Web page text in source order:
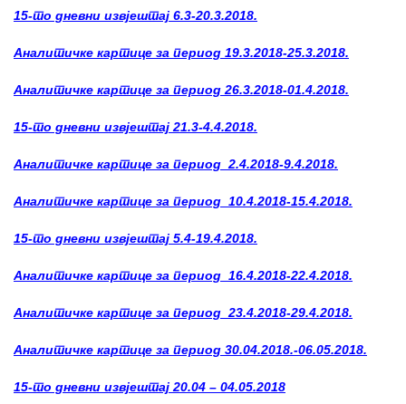
15-то дневни извјештај 6.3-20.3.2018.
Аналитичке картице за период 19.3.2018-25.3.2018.
Аналитичке картице за период 26.3.2018-01.4.2018.
15-то дневни извјештај 21.3-4.4.2018.
Аналитичке картице за период 2.4.2018-9.4.2018.
Аналитичке картице за период 10.4.2018-15.4.2018.
15-то дневни извјештај 5.4-19.4.2018.
Аналитичке картице за период 16.4.2018-22.4.2018.
Аналитичке картице за период 23.4.2018-29.4.2018.
Аналитичке картице за период 30.04.2018.-06.05.2018.
15-то дневни извјештај 20.04 – 04.05.2018